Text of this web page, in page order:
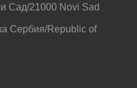
Сад/21000 Novi Sad
Сербия/Republic of